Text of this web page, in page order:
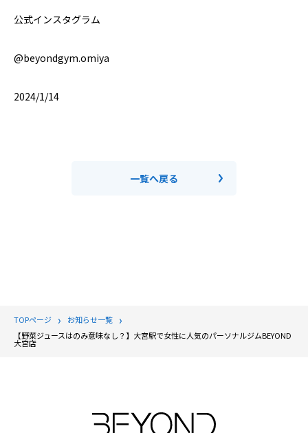
公式インスタグラム
@beyondgym.omiya
2024/1/14
一覧へ戻る
TOPページ
お知らせ一覧
【野菜ジュースはのみ意味なし？】大宮駅で女性に人気のパーソナルジムBEYOND
大宮店